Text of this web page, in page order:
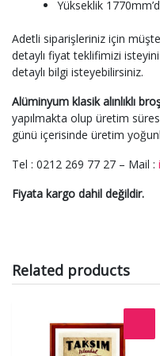
Yükseklik
Adetli siparişleriniz için
detaylı fiyat teklifimizi
detaylı bilgi isteyebilirsiniz.
Alüminyum klasik alınlıklı
yapılmakta olup üretim
günü içerisinde üretim
Tel : 0212 269 77 27 – Mail :
Fiyata kargo dahil değildir.
Related products